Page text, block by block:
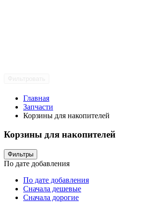
Главная
Запчасти
Корзины для накопителей
Корзины для накопителей
Фильтры
По дате добавления
По дате добавления
Сначала дешевые
Сначала дорогие